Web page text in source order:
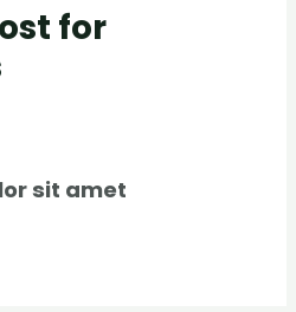
for
sit amet